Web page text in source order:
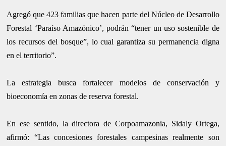
Agregó que 423 familias que hacen parte del Núcleo de Desarrollo
Forestal ‘Paraíso Amazónico’, podrán “tener un uso sostenible de
los recursos del bosque”, lo cual garantiza su permanencia digna
en el territorio”.
La estrategia busca fortalecer modelos de conservación y
bioeconomía en zonas de reserva forestal.
En ese sentido, la directora de Corpoamazonia, Sidaly Ortega,
afirmó: “Las concesiones forestales campesinas realmente son